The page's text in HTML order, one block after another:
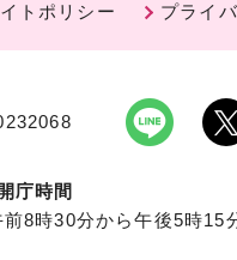
トポリシー プライ
庁時間
前8時30分から午後5時15